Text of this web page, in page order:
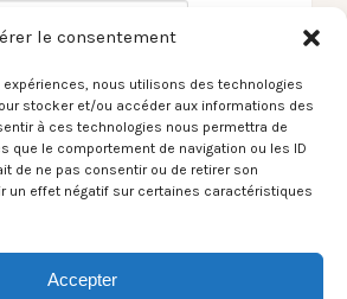
le consentement
expériences, nous utilisons des technologies
stocker et/ou accéder aux informations des
à ces technologies nous permettra de
que le comportement de navigation ou les ID
de ne pas consentir ou de retirer son
un effet négatif sur certaines caractéristiques
Accepter
Rocher de Palmer –
–